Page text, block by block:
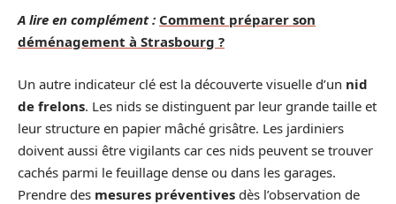
A lire en complément : Comment préparer son
déménagement à Strasbourg ?
Un autre indicateur clé est la découverte visuelle d’un nid
de frelons. Les nids se distinguent par leur grande taille et
leur structure en papier mâché grisâtre. Les jardiniers
doivent aussi être vigilants car ces nids peuvent se trouver
cachés parmi le feuillage dense ou dans les garages.
Prendre des mesures préventives dès l’observation de